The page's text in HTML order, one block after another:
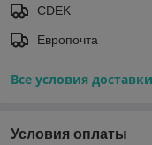
CDEK
Европочта
Все условия доставки
Условия оплаты